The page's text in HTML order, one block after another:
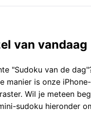
van vandaag
"Sudoku van de
manier is onze
Wil je meteen
sudoku hieronder